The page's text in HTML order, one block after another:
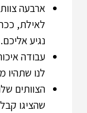
ארבעה
לאילת,
נגיע אליכם.
עבודה
לנו שתהיו
הצוותים
שהציגו